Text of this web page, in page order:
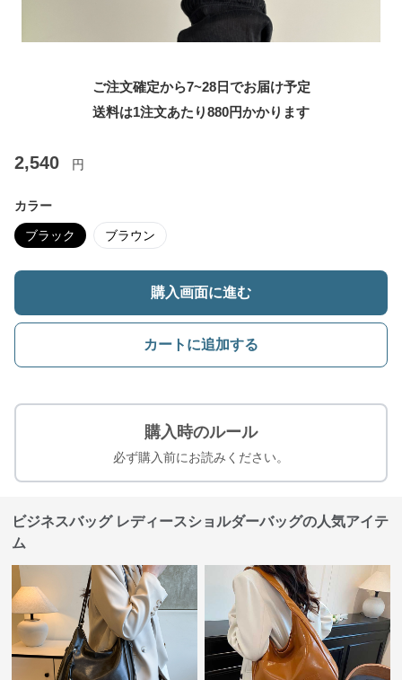
ご注文確定から7~28日でお届け予定
送料は1注文あたり880円かかります
2,540 円
カラー
ブラック ブラウン
購入画面に進む
カートに追加する
購入時のルール
必ず購入前にお読みください。
ビジネスバッグ レディースショルダーバッグの人気アイテ
ム